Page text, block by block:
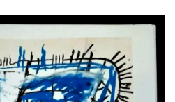
de